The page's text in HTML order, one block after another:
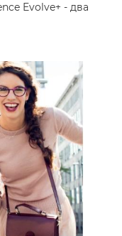
Evolve+ - два